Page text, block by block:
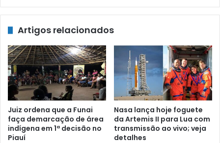
Artigos relacionados
Juiz ordena que a Funai
faça demarcação de área
indígena em 1ª decisão no
Piauí
Nasa lança hoje foguete
da Artemis II para Lua com
transmissão ao vivo; veja
detalhes